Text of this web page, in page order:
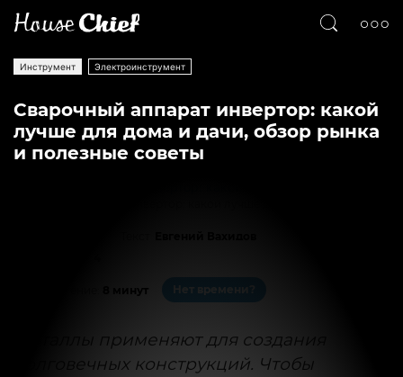
Инструмент Электроинструмент
Сварочный аппарат инвертор: какой
лучше для дома и дачи, обзор рынка
и полезные советы
8 минут Нет времени?
Металлы применяют для создания
долговечных конструкций. Чтобы